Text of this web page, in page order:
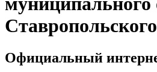
Официальный